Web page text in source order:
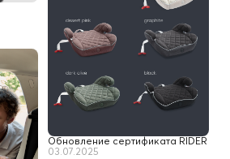
Обновление сертификата RIDER
03.07.2025